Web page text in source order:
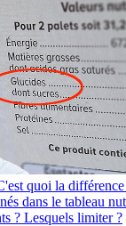
quoi la
dans le tableau
? Lesquels limiter ?